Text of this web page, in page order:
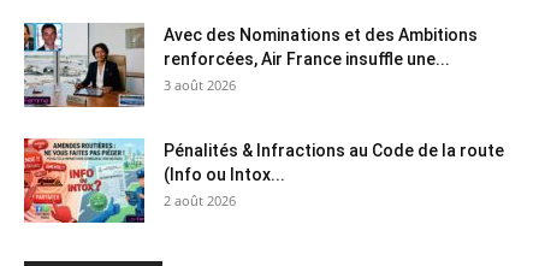
Avec des Nominations et des Ambitions
renforcées, Air France insuffle une...
3 août 2026
Pénalités & Infractions au Code de la route
(Info ou Intox...
2 août 2026